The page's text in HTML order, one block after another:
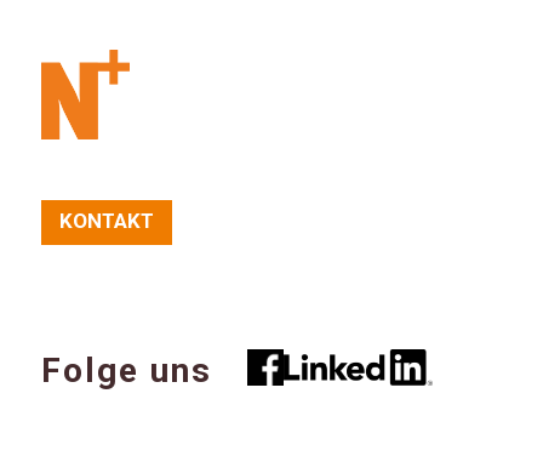
KONTAKT
Folge uns